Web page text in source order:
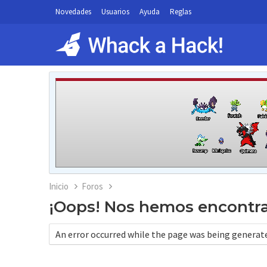
Novedades Usuarios Ayuda Reglas
Inicio Foros
¡Oops! Nos hemos
An error occurred while the page was being